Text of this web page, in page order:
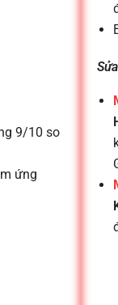
9/10 so
ứng